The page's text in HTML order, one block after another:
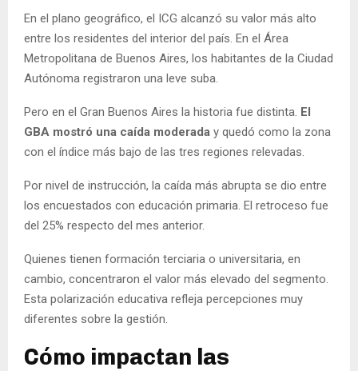
En el plano geográfico, el ICG alcanzó su valor más alto
entre los residentes del interior del país. En el Área
Metropolitana de Buenos Aires, los habitantes de la Ciudad
Autónoma registraron una leve suba.
Pero en el Gran Buenos Aires la historia fue distinta. El
GBA mostró una caída moderada y quedó como la zona
con el índice más bajo de las tres regiones relevadas.
Por nivel de instrucción, la caída más abrupta se dio entre
los encuestados con educación primaria. El retroceso fue
del 25% respecto del mes anterior.
Quienes tienen formación terciaria o universitaria, en
cambio, concentraron el valor más elevado del segmento.
Esta polarización educativa refleja percepciones muy
diferentes sobre la gestión.
Cómo impactan las